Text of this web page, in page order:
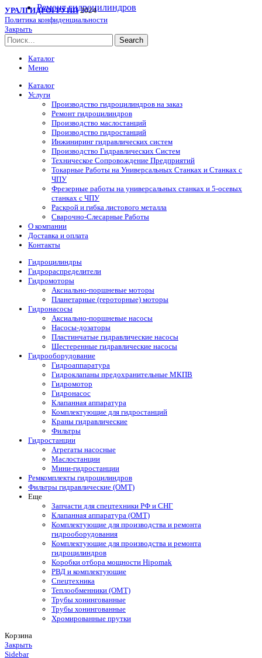
Ремонт гидроцилиндров
УРАЛГИДРОГРУПП 2024
Политика конфиденциальности
Закрыть
Search
Каталог
Меню
Каталог
Услуги
Производство гидроцилиндров на заказ
Ремонт гидроцилиндров
Производство маслостанций
Производство гидростанций
Инжиниринг гидравлических систем
Производство Гидравлических Систем
Техническое Сопровождение Предприятий
Токарные Работы на Универсальных Станках и Станках с
ЧПУ
Фрезерные работы на универсальных станках и 5-осевых
станках с ЧПУ
Раскрой и гибка листового металла
Сварочно-Слесарные Работы
О компании
Доставка и оплата
Контакты
Гидроцилиндры
Гидрораспределители
Гидромоторы
Аксиально-поршневые моторы
Планетарные (героторные) моторы
Гидронасосы
Аксиально-поршневые насосы
Насосы-дозаторы
Пластинчатые гидравлические насосы
Шестеренные гидравлические насосы
Гидрооборудование
Гидроаппаратура
Гидроклапаны предохранительные МКПВ
Гидромотор
Гидронасос
Клапанная аппаратура
Комплектующие для гидростанций
Краны гидравлические
Фильтры
Гидростанции
Агрегаты насосные
Маслостанции
Мини-гидростанции
Ремкомплекты гидроцилиндров
Фильтры гидравлические (OMT)
Еще
Запчасти для спецтехники РФ и СНГ
Клапанная аппаратура (OMT)
Комплектующие для производства и ремонта
гидрооборудования
Комплектующие для производства и ремонта
гидроцилиндров
Коробки отбора мощности Hipomak
РВД и комплектующие
Спецтехника
Теплообменники (OMT)
Трубы хонингованные
Трубы хонингованные
Хромированные прутки
Корзина
Закрыть
Sidebar